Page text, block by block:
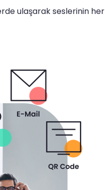
ulaşarak seslerinin